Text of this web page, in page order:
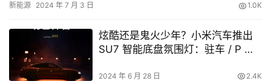
新能源 2024 年 7 月 3 日 1.0K
炫酷还是鬼火少年？小米汽车推出
SU7 智能底盘氛围灯：驻车 / P 挡
2024 年 6 月 28 日 2.4K